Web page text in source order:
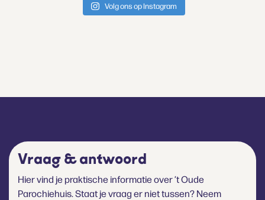
Volg ons op Instagram
Vraag & antwoord
Hier vind je praktische informatie over ’t Oude
Parochiehuis. Staat je vraag er niet tussen? Neem